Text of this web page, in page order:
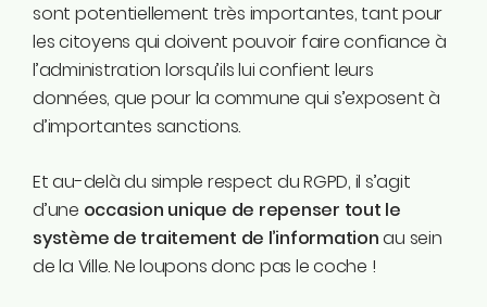
sont potentiellement très importantes, tant pour
les citoyens qui doivent pouvoir faire confiance à
l’administration lorsqu’ils lui confient leurs
données, que pour la commune qui s’exposent à
d’importantes sanctions.
Et au-delà du simple respect du RGPD, il s’agit
d’une occasion unique de repenser tout le
système de traitement de l’informationau sein
de la Ville. Ne loupons donc pas le coche !